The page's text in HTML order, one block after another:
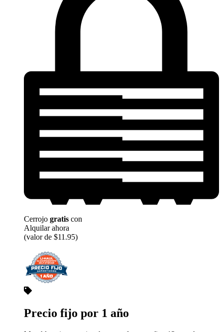
Cerrojo gratis con
Alquilar ahora
(valor de $11.95)
Precio fijo por 1 año